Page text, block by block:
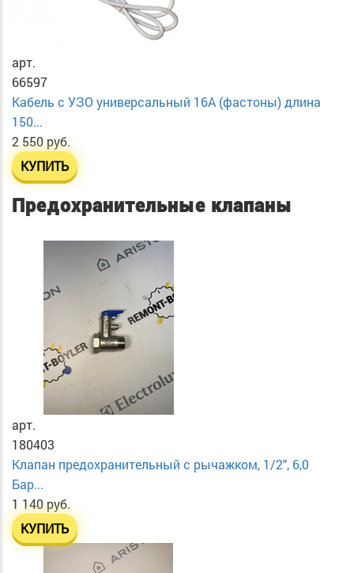
арт.
66597
Кабель с УЗО универсальный 16А (фастоны) длина
150...
2 550 руб.
КУПИТЬ
Предохранительные клапаны
арт.
180403
Клапан предохранительный с рычажком, 1/2", 6,0
Бар...
1 140 руб.
КУПИТЬ